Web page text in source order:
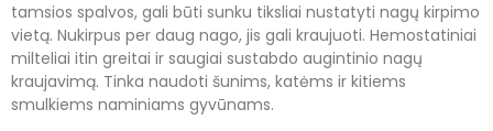
tamsios spalvos, gali būti sunku tiksliai nustatyti nagų kirpimo
vietą. Nukirpus per daug nago, jis gali kraujuoti. Hemostatiniai
milteliai itin greitai ir saugiai sustabdo augintinio nagų
kraujavimą. Tinka naudoti šunims, katėms ir kitiems
smulkiems naminiams gyvūnams.